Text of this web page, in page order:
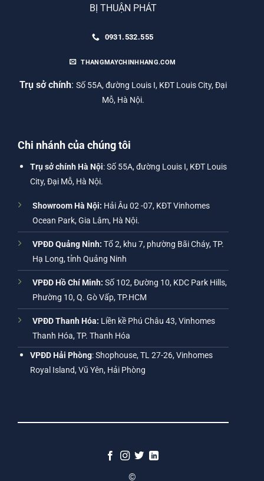
BỊ THUẬN PHÁT
0931.532.555
THANGMAYCHINHHANG.COM
Trụ sở chính: Số 55A, đường Louis I, KĐT Louis City, Đại
Mỗ, Hà Nội.
Chi nhánh của chúng tôi
Trụ sở chính Hà Nội: Số 55A, đường Louis I, KĐT Louis
City, Đại Mỗ, Hà Nội.
Showroom Hà Nội: Hải Âu 02 -07, KĐT Vinhomes
Ocean Park, Gia Lâm, Hà Nội.
VPĐD Quảng Ninh: Tổ 2, khu 7, phường Bãi Cháy, TP.
Hạ Long, tỉnh Quảng Ninh
VPĐD Hồ Chí Minh: Số 102, Đường 10, KDC Park Hills,
Phường 10, Q. Gò Vấp, TP.HCM
VPĐD Thanh Hóa: Liền kề Phú Châu 43, Vinhomes
Thanh Hóa, TP. Thanh Hóa
VPĐD Hải Phòng: Shophouse, TL 27-26, Vinhomes
Royal Island, Vũ Yên, Hải Phòng
©